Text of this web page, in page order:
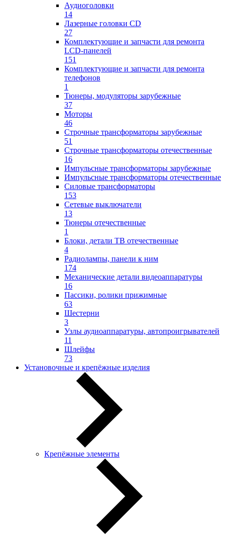
Аудиоголовки
14
Лазерные головки CD
27
Комплектующие и запчасти для ремонта
LCD-панелей
151
Комплектующие и запчасти для ремонта
телефонов
1
Тюнеры, модуляторы зарубежные
37
Моторы
46
Строчные трансформаторы зарубежные
51
Строчные трансформаторы отечественные
16
Импульсные трансформаторы зарубежные
Импульсные трансформаторы отечественные
Силовые трансформаторы
153
Сетевые выключатели
13
Тюнеры отечественные
1
Блоки, детали ТВ отечественные
4
Радиолампы, панели к ним
174
Механические детали видеоаппаратуры
16
Пассики, ролики прижимные
63
Шестерни
3
Узлы аудиоаппаратуры, автопроигрывателей
11
Шлейфы
73
Установочные и крепёжные изделия
Крепёжные элементы